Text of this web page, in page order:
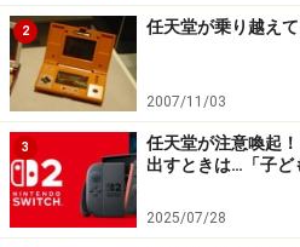
2 任天堂が乗り越えて
2007/11/03
3
任天堂が注意喚起
出すときは…「子ど
2025/07/28